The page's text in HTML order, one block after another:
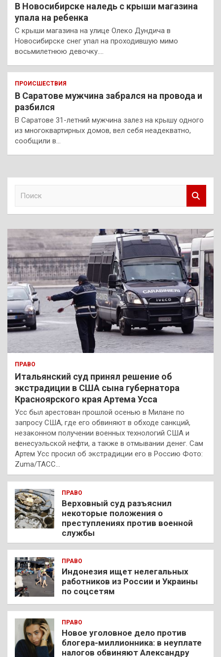
В Новосибирске наледь с крыши магазина
упала на ребенка
С крыши магазина на улице Олеко Дундича в
Новосибирске снег упал на проходившую мимо
восьмилетнюю девочку.…
ПРОИСШЕСТВИЯ
В Саратове мужчина забрался на провода и
разбился
В Саратове 31-летний мужчина залез на крышу одного
из многоквартирных домов, вел себя неадекватно,
сообщили в…
к
ПРАВО
Итальянский суд принял решение об
экстрадиции в США сына губернатора
Красноярского края Артема Усса
Усс был арестован прошлой осенью в Милане по
запросу США, где его обвиняют в обходе санкций,
незаконном получении военных технологий США и
венесуэльской нефти, а также в отмывании денег. Сам
Артем Усс просил об экстрадиции его в Россию Фото:
Zuma/ТАСС…
ПРАВО
Верховный суд разъяснил
некоторые положения о
преступлениях против военной
службы
ПРАВО
Индонезия ищет нелегальных
работников из России и Украины
по соцсетям
ПРАВО
Новое уголовное дело против
блогера-миллионника: в неуплате
налогов обвиняют Александру